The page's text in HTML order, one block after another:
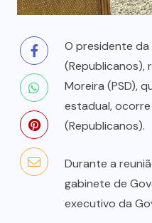
O presidente
(Republicanos),
Moreira (PSD),
estadual,
(Republicanos).
Durante a
gabinete de
executivo da